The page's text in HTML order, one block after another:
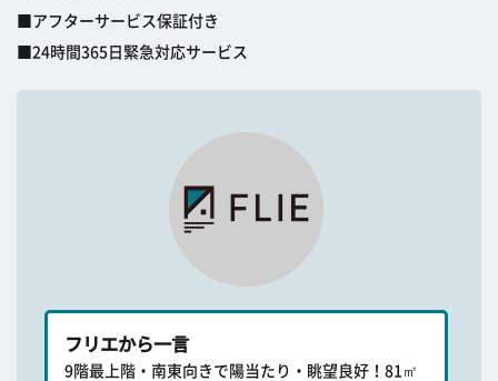
■アフターサービス保証付き
■24時間365日緊急対応サービス
フリエから一言
9階最上階・南東向きで陽当たり・眺望良好！81㎡